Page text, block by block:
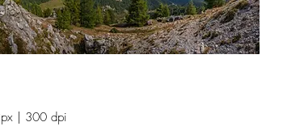
| 300 dpi